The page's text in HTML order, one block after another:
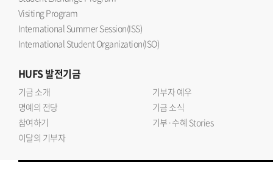
Wearable Hydration Diagnostics 이다.
Visiting Program
International Summer Session(ISS)
International Student Organization(ISO)
HUFS발전기금
기금 소개
기부자 예우
명예의 전당
기금 소식
참여하기
기부·수혜 Stories
이달의 기부자